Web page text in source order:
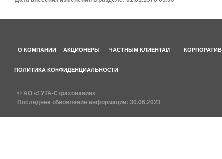
О КОМПАНИИ АКЦИОНЕРЫ ЧАСТНЫМ КЛИЕНТАМ
ПОЛИТИКА КОНФИДЕНЦИАЛЬНОСТИ
© АО «ГУТА-Страхование»
Последнее обновление информации: 30.06.2023